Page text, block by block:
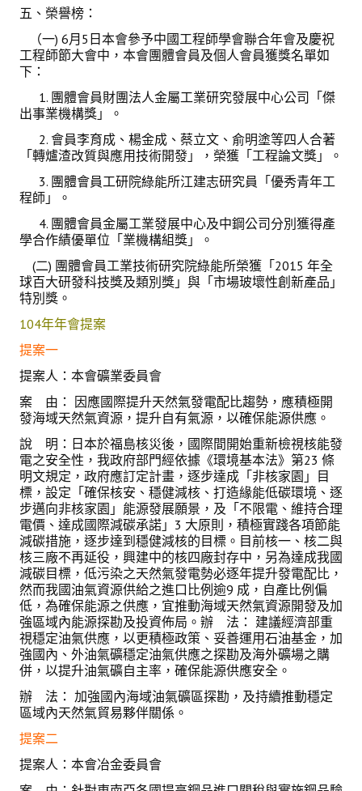
五、榮譽榜：
（一) 6月5日本會參予中國工程師學會聯合年會及慶祝
工程師節大會中，本會團體會員及個人會員獲獎名單如
下：
1. 團體會員財團法人金屬工業研究發展中心公司「傑
出事業機構獎」。
2. 會員李育成、楊金成、蔡立文、俞明塗等四人合著
「轉爐渣改質與應用技術開發」，榮獲「工程論文獎」。
3. 團體會員工研院綠能所江建志研究員「優秀青年工
程師」。
4. 團體會員金屬工業發展中心及中鋼公司分別獲得產
學合作績優單位「業機構組獎」。
(二) 團體會員工業技術研究院綠能所榮獲「2015 年全
球百大研發科技獎及類別獎」與「市場玻壞性創新產品」
特別獎。
104年年會提案
提案一
提案人：本會礦業委員會
案 由： 因應國際提升天然氣發電配比趨勢，應積極開
發海域天然氣資源，提升自有氣源，以確保能源供應。
說 明：日本於福島核災後，國際間開始重新檢視核能發
電之安全性，我政府部門經依據《環境基本法》第23 條
明文規定，政府應訂定計畫，逐步達成「非核家園」目
標，設定「確保核安、穩健減核、打造緣能低碳環境、逐
步邁向非核家園」能源發展願景，及「不限電、維持合理
電價、達成國際減碳承諾」3 大原則，積極實踐各項節能
減碳措施，逐步達到穩健減核的目標。目前核一、核二與
核三廠不再延役，興建中的核四廠封存中，另為達成我國
減碳目標，低污染之天然氣發電勢必逐年提升發電配比，
然而我國油氣資源供給之進口比例逾9 成，自產比例偏
低，為確保能源之供應，宜推動海域天然氣資源開發及加
強區域內能源探勘及投資佈局。辦 法： 建議經濟部重
視穩定油氣供應，以更積極政策、妥善運用石油基金，加
強國內、外油氣礦穩定油氣供應之探勘及海外礦場之購
併，以提升油氣礦自主率，確保能源供應安全。
辦 法： 加強國內海域油氣礦區探勘，及持續推動穩定
區域內天然氣貿易夥伴關係。
提案二
提案人：本會冶金委員會